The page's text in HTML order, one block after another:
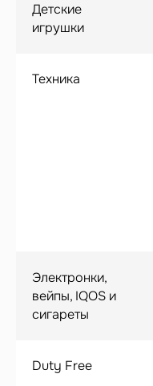
Детские
игрушки
Техника
Электронки,
вейпы, IQOS и
сигареты
Duty Free